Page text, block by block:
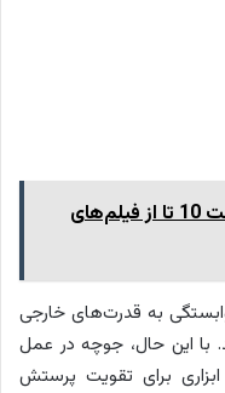
بهترین فیلم های ایرانی IMDb: لیست 10 تا از فیلم‌های
به قدرت‌های خارجی
با این حال، جوچه در عمل
برای تقویت پرستش